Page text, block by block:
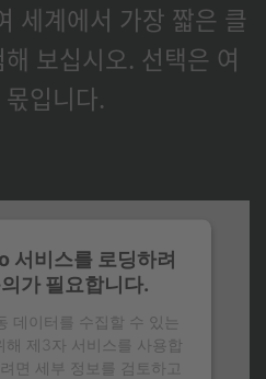
세계에서 가장 짧은 클
보십시오. 선택은 여
입니다.
서비스를 로딩하려
가 필요합니다.
데이터를 수집할 수 있는
해 제3자 서비스를 사용합
면 세부 정보를 검토하고